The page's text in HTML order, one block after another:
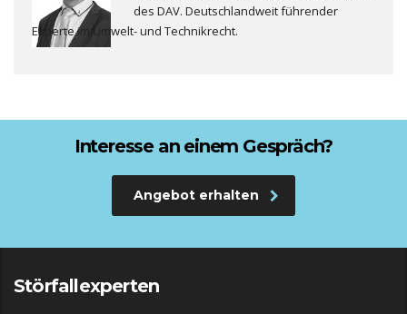
des DAV. Deutschlandweit führender
Experte im Umwelt- und Technikrecht.
Interesse an einem Gespräch?
Angebot erhalten
Störfallexperten